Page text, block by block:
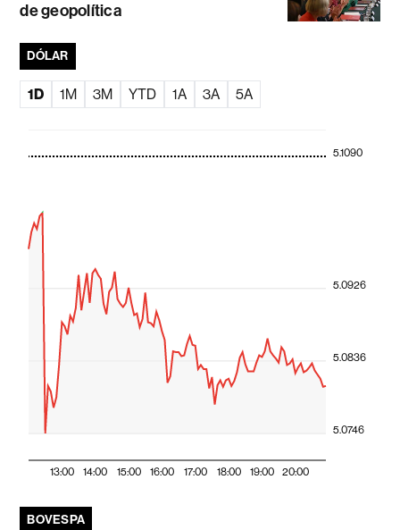
de geopolítica
DÓLAR
1D 1M 3M YTD 1A 3A 5A
13:00 14:00 15:00 16:00 17:00 18:00 19:00 20:00
5.0746
5.0836
5.0926
5.1090
BOVESPA